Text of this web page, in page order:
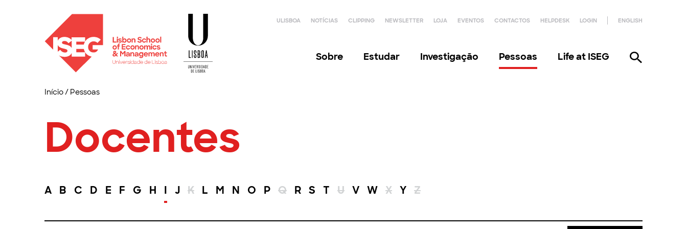
ULISBOA NOTÍCIAS CLIPPING NEWSLETTER LOJA EVENTOS CONTACTOS HELPDESK LOGIN ENGLISH
Sobre Estudar Investigação Pessoas Life at ISEG
Início/ Pessoas
Docentes
A B C D E F G H I J K L M N O P Q R S T U V W X Y Z